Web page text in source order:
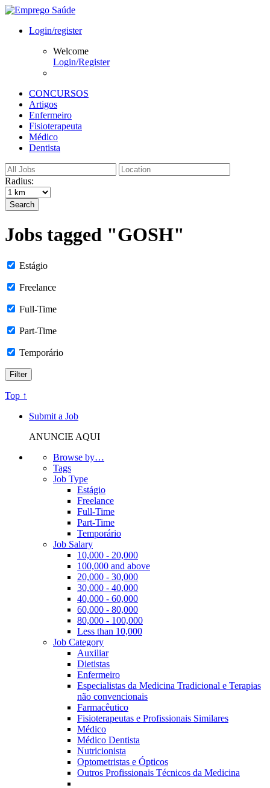
Login/register
Welcome
Login/Register
CONCURSOS
Artigos
Enfermeiro
Fisioterapeuta
Médico
Dentista
Radius:
Search
Jobs tagged "GOSH"
Estágio
Freelance
Full-Time
Part-Time
Temporário
Top ↑
Submit a Job
ANUNCIE AQUI
Browse by…
Tags
Job Type
Estágio
Freelance
Full-Time
Part-Time
Temporário
Job Salary
10,000 - 20,000
100,000 and above
20,000 - 30,000
30,000 - 40,000
40,000 - 60,000
60,000 - 80,000
80,000 - 100,000
Less than 10,000
Job Category
Auxiliar
Dietistas
Enfermeiro
Especialistas da Medicina Tradicional e Terapias
não convencionais
Farmacêutico
Fisioterapeutas e Profissionais Similares
Médico
Médico Dentista
Nutricionista
Optometristas e Ópticos
Outros Profissionais Técnicos da Medicina